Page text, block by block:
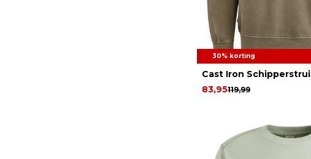
30% korting
Cast Iron Schipperstrui
119,99
83,95